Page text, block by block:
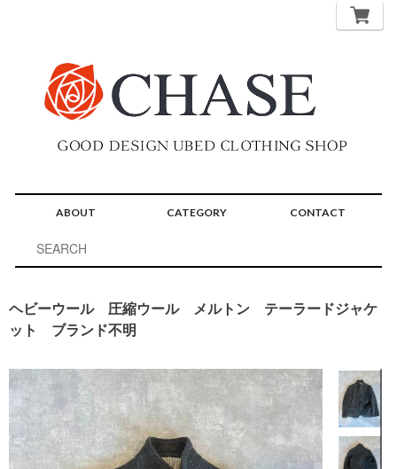
ABOUT CATEGORY CONTACT
ヘビーウール 圧縮ウール メルトン テーラードジャケ
ット ブランド不明